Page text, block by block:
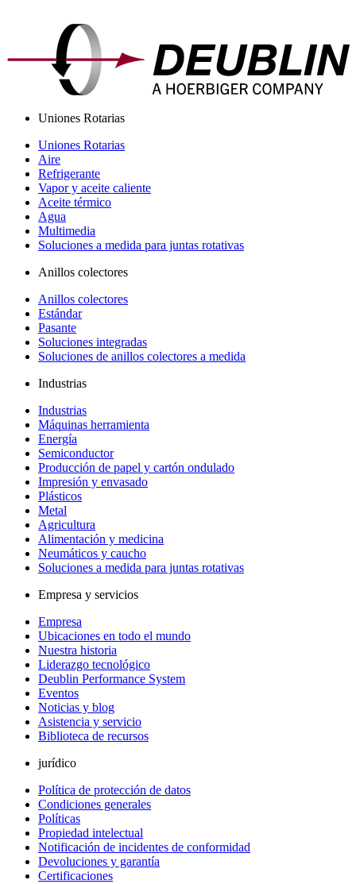
Uniones Rotarias
Uniones Rotarias
Aire
Refrigerante
Vapor y aceite caliente
Aceite térmico
Agua
Multimedia
Soluciones a medida para juntas rotativas
Anillos colectores
Anillos colectores
Estándar
Pasante
Soluciones integradas
Soluciones de anillos colectores a medida
Industrias
Industrias
Máquinas herramienta
Energía
Semiconductor
Producción de papel y cartón ondulado
Impresión y envasado
Plásticos
Metal
Agricultura
Alimentación y medicina
Neumáticos y caucho
Soluciones a medida para juntas rotativas
Empresa y servicios
Empresa
Ubicaciones en todo el mundo
Nuestra historia
Liderazgo tecnológico
Deublin Performance System
Eventos
Noticias y blog
Asistencia y servicio
Biblioteca de recursos
jurídico
Política de protección de datos
Condiciones generales
Políticas
Propiedad intelectual
Notificación de incidentes de conformidad
Devoluciones y garantía
Certificaciones